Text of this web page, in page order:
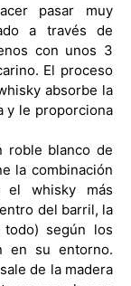
pasar muy
a través de
con unos 3
El proceso
absorbe la
y le proporciona
roble blanco de
la combinación
el whisky más
del barril, la
según los
en su entorno.
de la madera